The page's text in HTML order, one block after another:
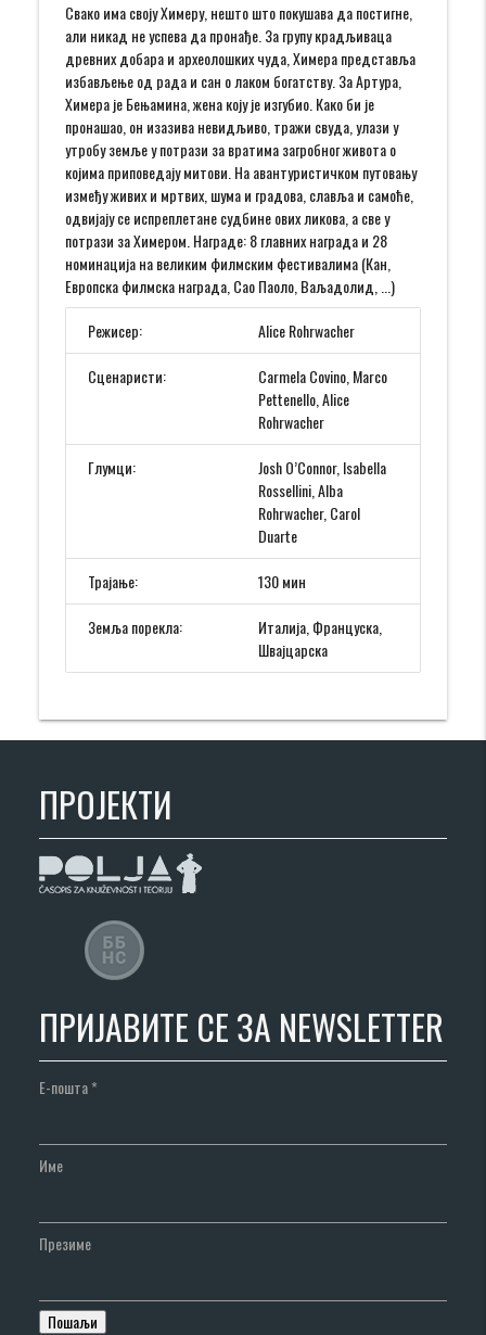
Свако има своју Химеру, нешто што покушава да постигне,
али никад не успева да пронађе. За групу крадљиваца
древних добара и археолошких чуда, Химера представља
избављење од рада и сан о лаком богатству. За Артура,
Химера је Бењамина, жена коју је изгубио. Како би је
пронашао, он изазива невидљиво, тражи свуда, улази у
утробу земље у потрази за вратима загробног живота о
којима приповедају митови. На авантуристичком путовању
између живих и мртвих, шума и градова, славља и самоће,
одвијају се испреплетане судбине ових ликова, а све у
потрази за Химером. Награде: 8 главних награда и 28
номинација на великим филмским фестивалима (Кан,
Европска филмска награда, Сао Паоло, Ваљадолид, ...)
Режисер:
Alice Rohrwacher
Сценаристи:
Carmela Covino, Marco
Pettenello, Alice
Rohrwacher
Глумци:
Josh O’Connor, Isabella
Rossellini, Alba
Rohrwacher, Carol
Duarte
Трајање:
130 мин
Земља порекла:
Италија, Француска,
Швајцарска
ПРОЈЕКТИ
ПРИЈАВИТЕ СЕ ЗА NEWSLETTER
Е-пошта*
Име
Презиме